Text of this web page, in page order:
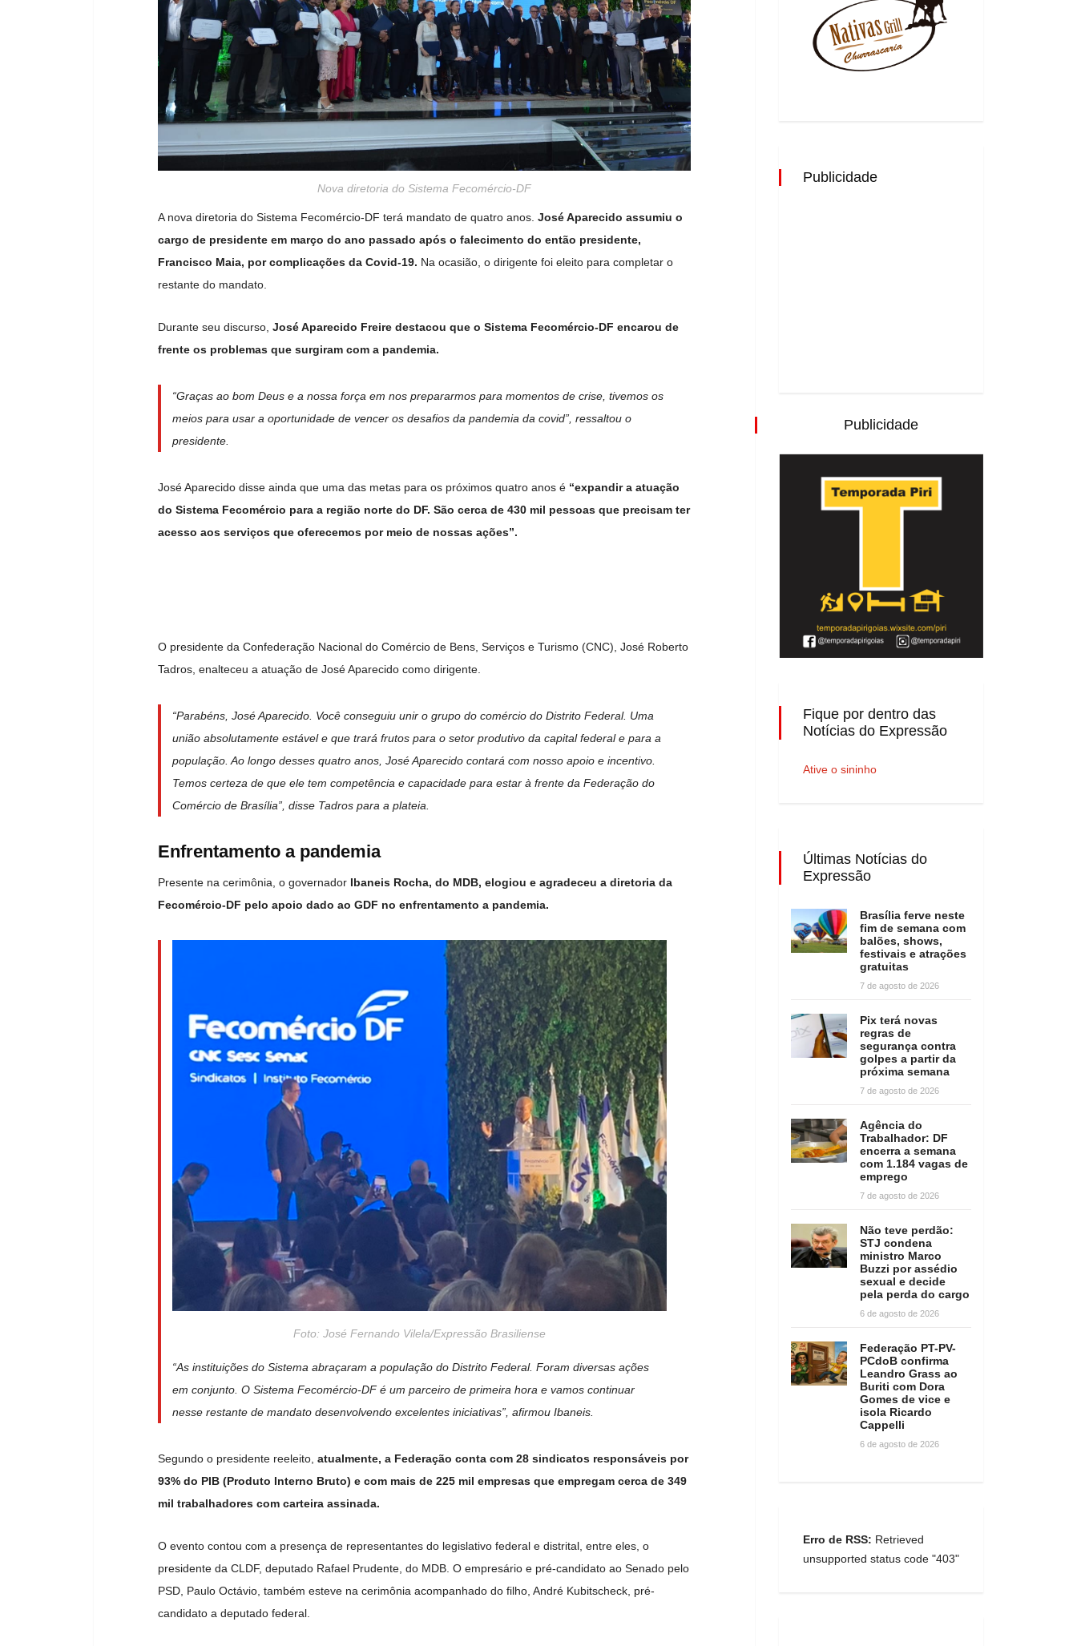
Nova diretoria do Sistema Fecomércio-DF
A nova diretoria do Sistema Fecomércio-DF terá mandato de quatro anos. José Aparecido assumiu o
cargo de presidente em março do ano passado após o falecimento do então presidente,
Francisco Maia, por complicações da Covid-19. Na ocasião, o dirigente foi eleito para completar o
restante do mandato.
Durante seu discurso, José Aparecido Freire destacou que o Sistema Fecomércio-DF encarou de
frente os problemas que surgiram com a pandemia.
“Graças ao bom Deus e a nossa força em nos prepararmos para momentos de crise, tivemos os
meios para usar a oportunidade de vencer os desafios da pandemia da covid”, ressaltou o
presidente.
José Aparecido disse ainda que uma das metas para os próximos quatro anos é “expandir a atuação
do Sistema Fecomércio para a região norte do DF. São cerca de 430 mil pessoas que precisam ter
acesso aos serviços que oferecemos por meio de nossas ações”.
O presidente da Confederação Nacional do Comércio de Bens, Serviços e Turismo (CNC), José Roberto
Tadros, enalteceu a atuação de José Aparecido como dirigente.
“Parabéns, José Aparecido. Você conseguiu unir o grupo do comércio do Distrito Federal. Uma
união absolutamente estável e que trará frutos para o setor produtivo da capital federal e para a
população. Ao longo desses quatro anos, José Aparecido contará com nosso apoio e incentivo.
Temos certeza de que ele tem competência e capacidade para estar à frente da Federação do
Comércio de Brasília”, disse Tadros para a plateia.
Enfrentamento a pandemia
Presente na cerimônia, o governador Ibaneis Rocha, do MDB, elogiou e agradeceu a diretoria da
Fecomércio-DF pelo apoio dado ao GDF no enfrentamento a pandemia.
Foto: José Fernando Vilela/Expressão Brasiliense
“As instituições do Sistema abraçaram a população do Distrito Federal. Foram diversas ações
em conjunto. O Sistema Fecomércio-DF é um parceiro de primeira hora e vamos continuar
nesse restante de mandato desenvolvendo excelentes iniciativas”, afirmou Ibaneis.
Segundo o presidente reeleito, atualmente, a Federação conta com 28 sindicatos responsáveis por
93% do PIB (Produto Interno Bruto) e com mais de 225 mil empresas que empregam cerca de 349
mil trabalhadores com carteira assinada.
O evento contou com a presença de representantes do legislativo federal e distrital, entre eles, o
presidente da CLDF, deputado Rafael Prudente, do MDB. O empresário e pré-candidato ao Senado pelo
PSD, Paulo Octávio, também esteve na cerimônia acompanhado do filho, André Kubitscheck, pré-
candidato a deputado federal.
Publicidade
Publicidade
Fique por dentro das
Notícias do Expressão
Ative o sininho
Últimas Notícias do
Expressão
Brasília ferve neste
fim de semana com
balões, shows,
festivais e atrações
gratuitas
7 de agosto de 2026
Pix terá novas
regras de
segurança contra
golpes a partir da
próxima semana
7 de agosto de 2026
Agência do
Trabalhador: DF
encerra a semana
com 1.184 vagas de
emprego
7 de agosto de 2026
Não teve perdão:
STJ condena
ministro Marco
Buzzi por assédio
sexual e decide
pela perda do cargo
6 de agosto de 2026
Federação PT-PV-
PCdoB confirma
Leandro Grass ao
Buriti com Dora
Gomes de vice e
isola Ricardo
Cappelli
6 de agosto de 2026
Erro de RSS: Retrieved
unsupported status code "403"